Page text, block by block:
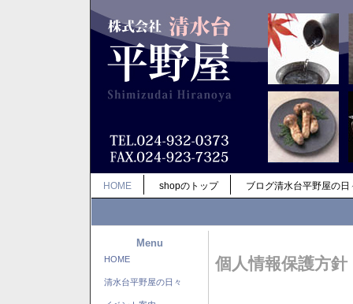
HOME shopのトップ ブログ清水台平野屋の日
Menu
HOME
清水台平野屋の日々
個人情報保護方針